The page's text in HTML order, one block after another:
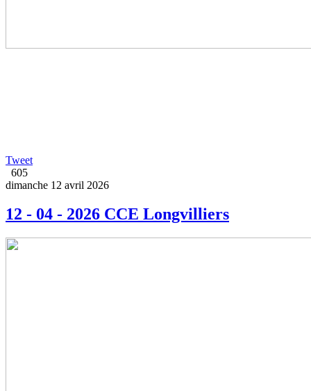
Tweet
605
dimanche 12 avril 2026
12 - 04 - 2026 CCE Longvilliers